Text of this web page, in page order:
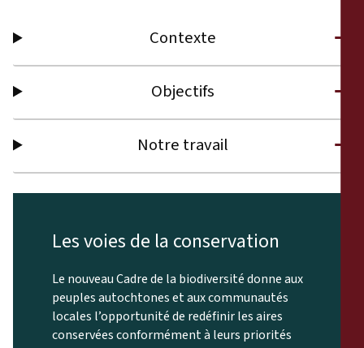
Contexte
Objectifs
Notre travail
Les voies de la conservation
Le nouveau Cadre de la biodiversité donne aux
peuples autochtones et aux communautés
locales l’opportunité de redéfinir les aires
conservées conformément à leurs priorités